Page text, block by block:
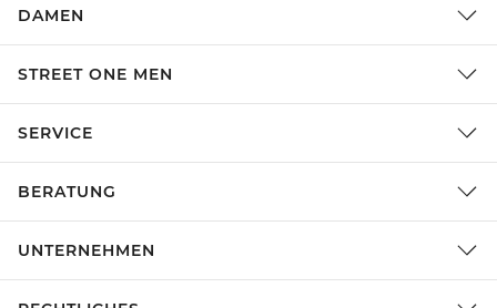
DAMEN
STREET ONE MEN
SERVICE
BERATUNG
UNTERNEHMEN